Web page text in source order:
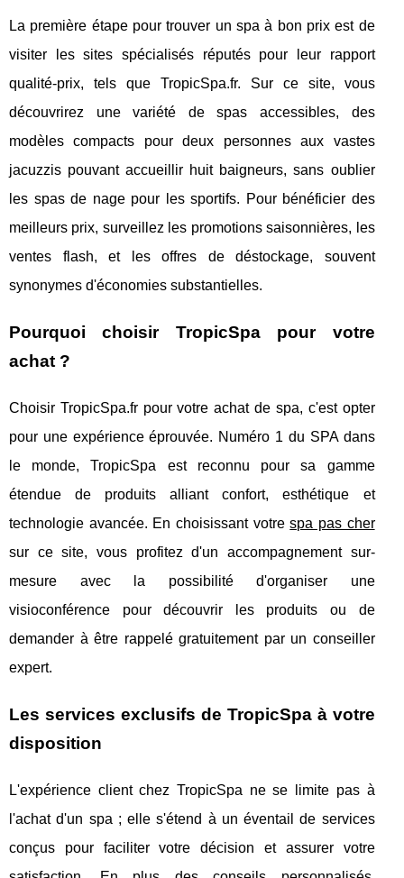
La première étape pour trouver un spa à bon prix est de
visiter les sites spécialisés réputés pour leur rapport
qualité-prix, tels que TropicSpa.fr. Sur ce site, vous
découvrirez une variété de spas accessibles, des
modèles compacts pour deux personnes aux vastes
jacuzzis pouvant accueillir huit baigneurs, sans oublier
les spas de nage pour les sportifs. Pour bénéficier des
meilleurs prix, surveillez les promotions saisonnières, les
ventes flash, et les offres de déstockage, souvent
synonymes d'économies substantielles.
Pourquoi choisir TropicSpa pour votre
achat ?
Choisir TropicSpa.fr pour votre achat de spa, c'est opter
pour une expérience éprouvée. Numéro 1 du SPA dans
le monde, TropicSpa est reconnu pour sa gamme
étendue de produits alliant confort, esthétique et
technologie avancée. En choisissant votrespa pas cher
sur ce site, vous profitez d'un accompagnement sur-
mesure avec la possibilité d'organiser une
visioconférence pour découvrir les produits ou de
demander à être rappelé gratuitement par un conseiller
expert.
Les services exclusifs de TropicSpa à votre
disposition
L'expérience client chez TropicSpa ne se limite pas à
l'achat d'un spa ; elle s'étend à un éventail de services
conçus pour faciliter votre décision et assurer votre